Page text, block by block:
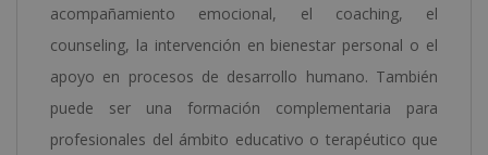
acompañamiento emocional, el coaching, el
counseling, la intervención en bienestar personal o el
apoyo en procesos de desarrollo humano. También
puede ser una formación complementaria para
profesionales del ámbito educativo o terapéutico que